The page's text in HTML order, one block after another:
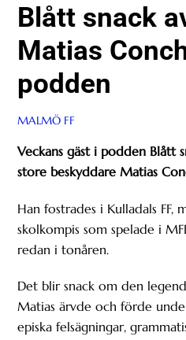
Blått snack
Matias
podden
MALMÖ FF
Veckans gäst i podden Blått
store beskyddare Matias
Han fostrades i Kulladals FF,
skolkompis som spelade i
redan i tonåren.
Det blir snack om den
Matias ärvde och förde
episka felsägningar,